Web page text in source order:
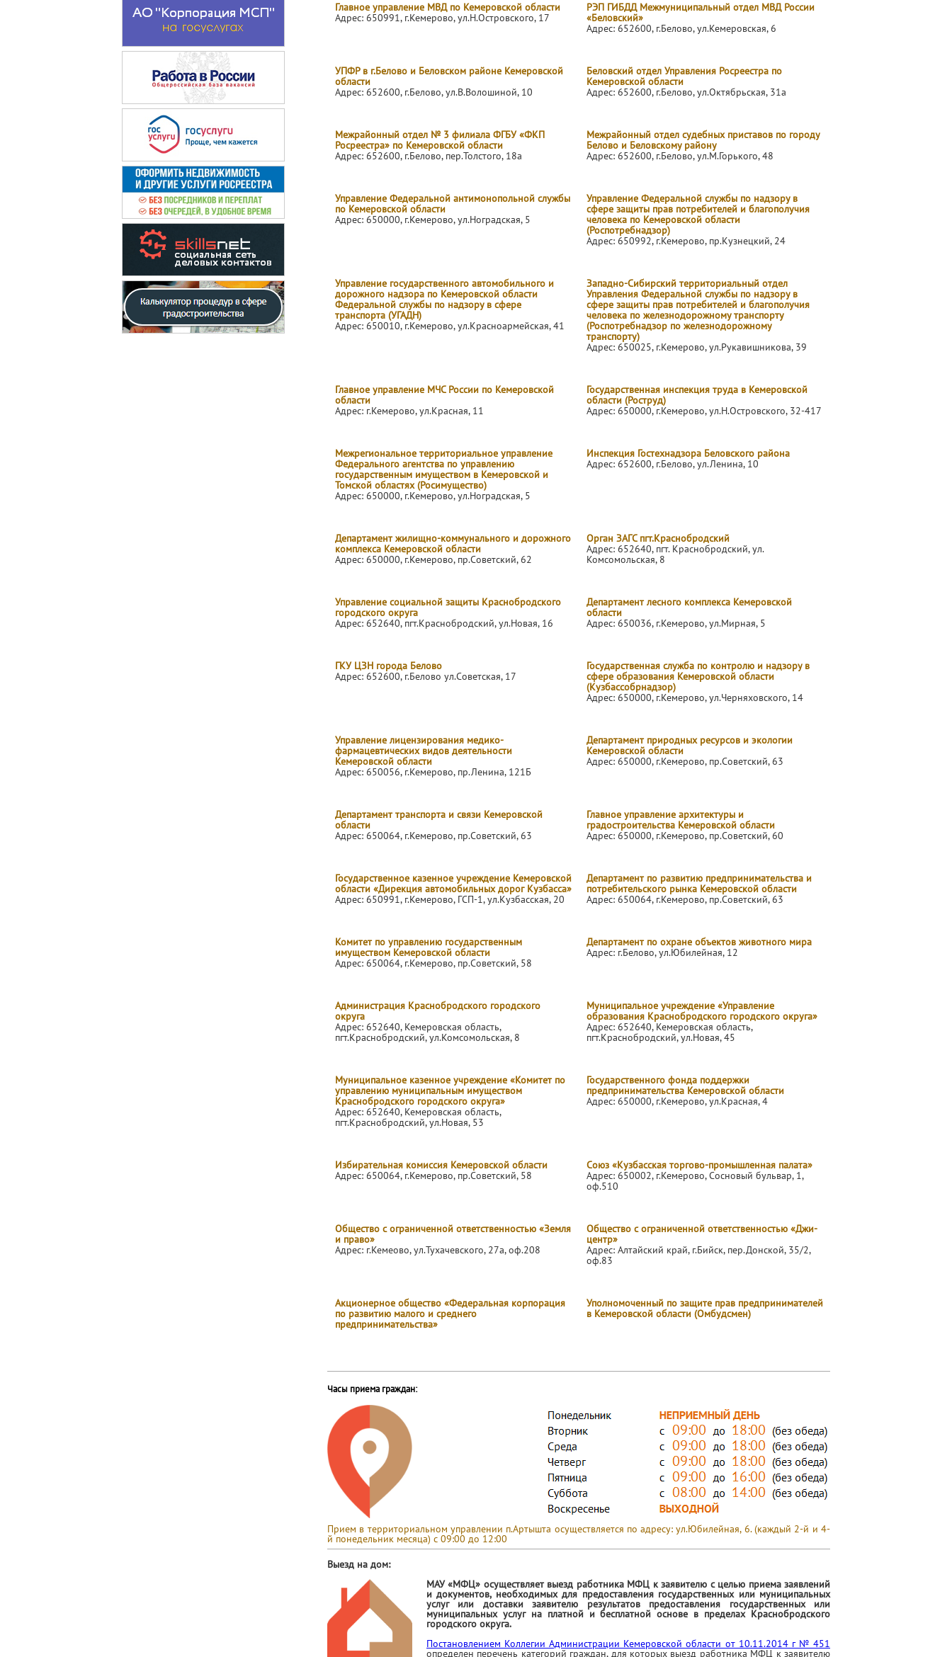
Главное управление МВД по Кемеровской области
Адрес: 650991, г.Кемерово, ул.Н.Островского, 17
РЭП ГИБДД Межмуниципальный отдел МВД России
«Беловский»
Адрес: 652600, г.Белово, ул.Кемеровская, 6
УПФР в г.Белово и Беловском районе Кемеровской
области
Адрес: 652600, г.Белово, ул.В.Волошиной, 10
Беловский отдел Управления Росреестра по
Кемеровской области
Адрес: 652600, г.Белово, ул.Октябрьская, 31а
Межрайонный отдел № 3 филиала ФГБУ «ФКП
Росреестра» по Кемеровской области
Адрес: 652600, г.Белово, пер.Толстого, 18а
Межрайонный отдел судебных приставов по городу
Белово и Беловскому району
Адрес: 652600, г.Белово, ул.М.Горького, 48
Управление Федеральной антимонопольной службы
по Кемеровской области
Адрес: 650000, г.Кемерово, ул.Ноградская, 5
Управление Федеральной службы по надзору в
сфере защиты прав потребителей и благополучия
человека по Кемеровской области
(Роспотребнадзор)
Адрес: 650992, г.Кемерово, пр.Кузнецкий, 24
Управление государственного автомобильного и
дорожного надзора по Кемеровской области
Федеральной службы по надзору в сфере
транспорта (УГАДН)
Адрес: 650010, г.Кемерово, ул.Красноармейская, 41
Западно-Сибирский территориальный отдел
Управления Федеральной службы по надзору в
сфере защиты прав потребителей и благополучия
человека по железнодорожному транспорту
(Роспотребнадзор по железнодорожному
транспорту)
Адрес: 650025, г.Кемерово, ул.Рукавишникова, 39
Главное управление МЧС России по Кемеровской
области
Адрес: г.Кемерово, ул.Красная, 11
Государственная инспекция труда в Кемеровской
области (Роструд)
Адрес: 650000, г.Кемерово, ул.Н.Островского, 32-417
Межрегиональное территориальное управление
Федерального агентства по управлению
государственным имуществом в Кемеровской и
Томской областях (Росимущество)
Адрес: 650000, г.Кемерово, ул.Ноградская, 5
Инспекция Гостехнадзора Беловского района
Адрес: 652600, г.Белово, ул.Ленина, 10
Департамент жилищно-коммунального и дорожного
комплекса Кемеровской области
Адрес: 650000, г.Кемерово, пр.Советский, 62
Орган ЗАГС пгт.Краснобродский
Адрес: 652640, пгт. Краснобродский, ул.
Комсомольская, 8
Управление социальной защиты Краснобродского
городского округа
Адрес: 652640, пгт.Краснобродский, ул.Новая, 16
Департамент лесного комплекса Кемеровской
области
Адрес: 650036, г.Кемерово, ул.Мирная, 5
ГКУ ЦЗН города Белово
Адрес: 652600, г.Белово ул.Советская, 17
Государственная служба по контролю и надзору в
сфере образования Кемеровской области
(Кузбассобрнадзор)
Адрес: 650000, г.Кемерово, ул.Черняховского, 14
Управление лицензирования медико-
фармацевтических видов деятельности
Кемеровской области
Адрес: 650056, г.Кемерово, пр.Ленина, 121Б
Департамент природных ресурсов и экологии
Кемеровской области
Адрес: 650000, г.Кемерово, пр.Советский, 63
Департамент транспорта и связи Кемеровской
области
Адрес: 650064, г.Кемерово, пр.Советский, 63
Главное управление архитектуры и
градостроительства Кемеровской области
Адрес: 650000, г.Кемерово, пр.Советский, 60
Государственное казенное учреждение Кемеровской
области «Дирекция автомобильных дорог Кузбасса»
Адрес: 650991, г.Кемерово, ГСП-1, ул.Кузбасская, 20
Департамент по развитию предпринимательства и
потребительского рынка Кемеровской области
Адрес: 650064, г.Кемерово, пр.Советский, 63
Комитет по управлению государственным
имуществом Кемеровской области
Адрес: 650064, г.Кемерово, пр.Советский, 58
Департамент по охране объектов животного мира
Адрес: г.Белово, ул.Юбилейная, 12
Администрация Краснобродского городского
округа
Адрес: 652640, Кемеровская область,
пгт.Краснобродский, ул.Комсомольская, 8
Муниципальное учреждение «Управление
образования Краснобродского городского округа»
Адрес: 652640, Кемеровская область,
пгт.Краснобродский, ул.Новая, 45
Муниципальное казенное учреждение «Комитет по
управлению муниципальным имуществом
Краснобродского городского округа»
Адрес: 652640, Кемеровская область,
пгт.Краснобродский, ул.Новая, 53
Государственного фонда поддержки
предпринимательства Кемеровской области
Адрес: 650000, г.Кемерово, ул.Красная, 4
Избирательная комиссия Кемеровской области
Адрес: 650064, г.Кемерово, пр.Советский, 58
Союз «Кузбасская торгово-промышленная палата»
Адрес: 650002, г.Кемерово, Сосновый бульвар, 1,
оф.510
Общество с ограниченной ответственностью «Земля
и право»
Адрес: г.Кемеово, ул.Тухачевского, 27а, оф.208
Общество с ограниченной ответственностью «Джи-
центр»
Адрес: Алтайский край, г.Бийск, пер.Донской, 35/2,
оф.83
Акционерное общество «Федеральная корпорация
по развитию малого и среднего
предпринимательства»
Уполномоченный по защите прав предпринимателей
в Кемеровской области (Омбудсмен)
Часы приема граждан:
Прием в территориальном управлении п.Артышта осуществляется по адресу: ул.Юбилейная, 6. (каждый 2-й и 4-
й понедельник месяца) с 09:00 до 12:00
Выезд на дом:
МАУ «МФЦ» осуществляет выезд работника МФЦ к заявителю с целью приема заявлений
и документов, необходимых для предоставления государственных или муниципальных
услуг или доставки заявителю результатов предоставления государственных или
муниципальных услуг на платной и бесплатной основе в пределах Краснобродского
городского округа.
Постановлением Коллегии Администрации Кемеровской области от 10.11.2014 г № 451
определен перечень категорий граждан, для которых выезд работника МФЦ к заявителю